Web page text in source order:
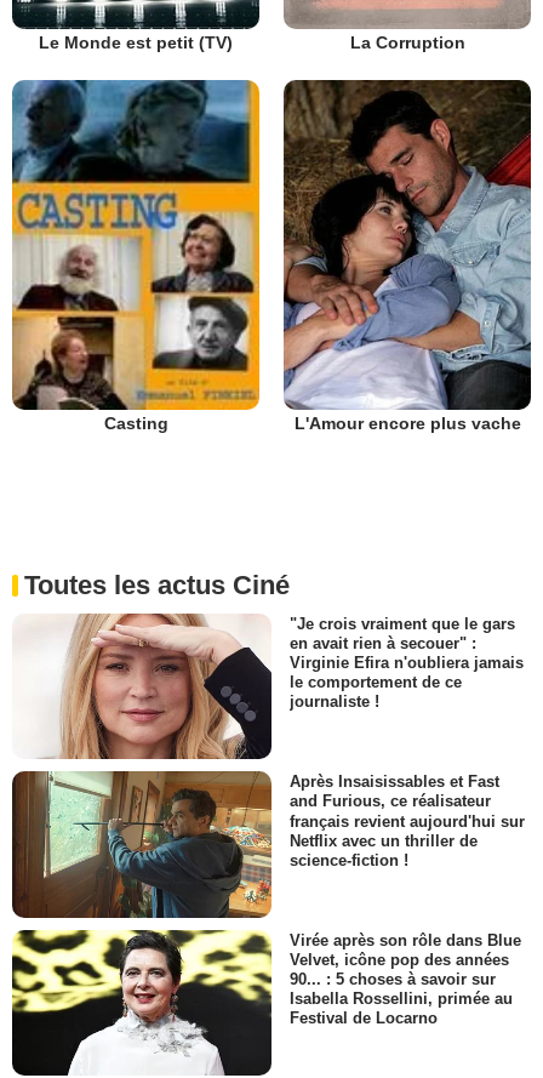
Le Monde est petit (TV) La Corruption
Casting L'Amour encore plus vache
Toutes les actus Ciné
"Je crois vraiment que le gars
en avait rien à secouer" :
Virginie Efira n'oubliera jamais
le comportement de ce
journaliste !
Après Insaisissables et Fast
and Furious, ce réalisateur
français revient aujourd'hui sur
Netflix avec un thriller de
science-fiction !
Virée après son rôle dans Blue
Velvet, icône pop des années
90... : 5 choses à savoir sur
Isabella Rossellini, primée au
Festival de Locarno